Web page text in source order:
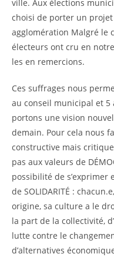
ville. Aux élections
choisi de porter un
agglomération Malgré le
électeurs ont cru en
les en remercions.
Ces suffrages nous
au conseil municipal et 5
portons une vision
demain. Pour cela nous
constructive mais
pas aux valeurs de
possibilité de s’exprimer
de SOLIDARITÉ :
origine, sa culture a le
la part de la collectivité,
lutte contre le
d’alternatives